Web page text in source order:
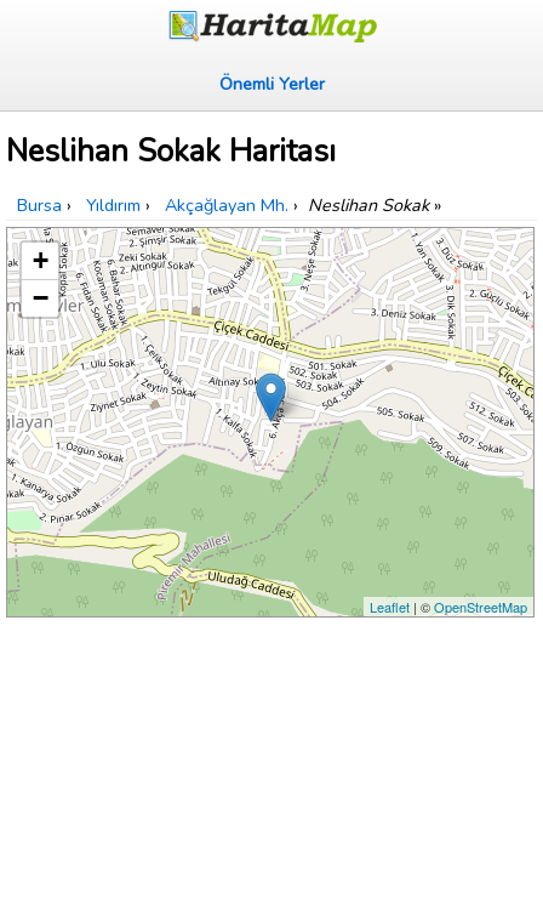
Önemli Yerler
Neslihan Sokak Haritası
Bursa › Yıldırım › Akçağlayan Mh. › Neslihan Sokak»
+
−
Leaflet| ©OpenStreetMap